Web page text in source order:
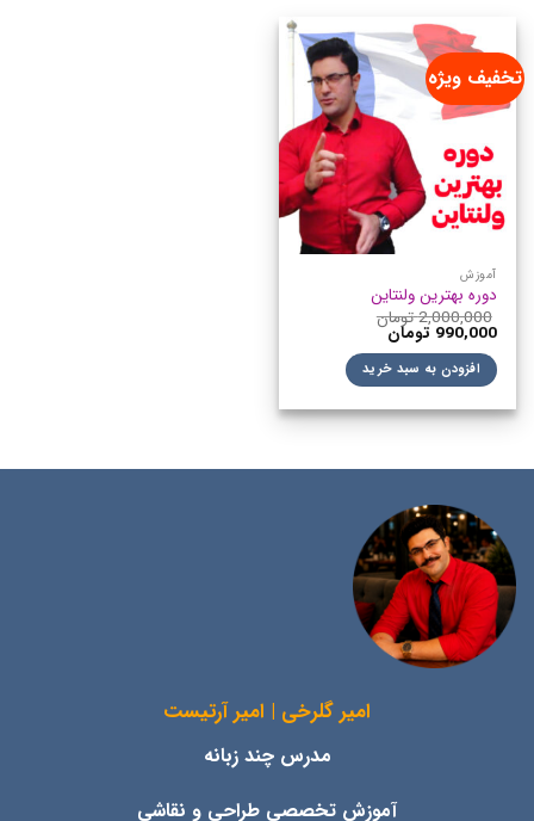
تخفیف ویژه
آموزش
دوره بهترین ولنتاین
2,000,000تومان
990,000 تومان
افزودن به سبد خرید
امیر گلرخی | امیر آرتیست
مدرس چند زبانه
آموزش تخصصی طراحی و نقاشی